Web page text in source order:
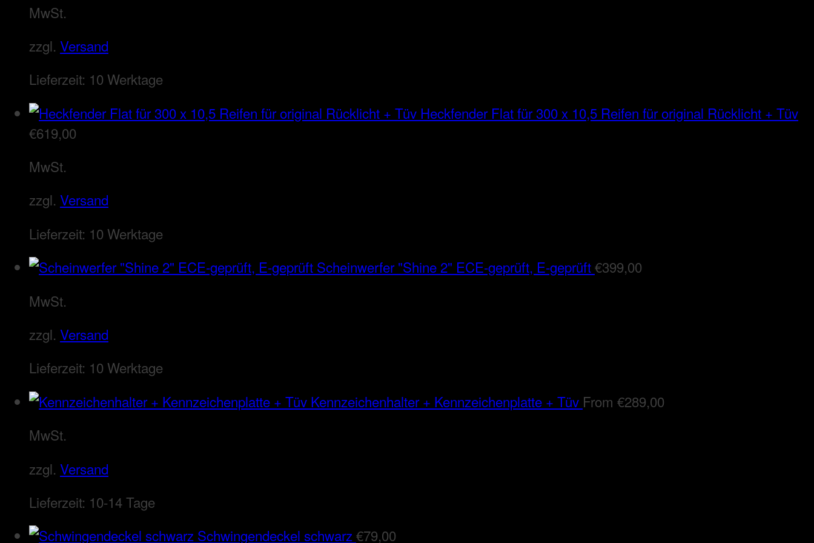
MwSt.
zzgl. Versand
Lieferzeit: 10 Werktage
Heckfender Flat für 300 x 10,5 Reifen für original Rücklicht + Tüv
€619,00
MwSt.
zzgl. Versand
Lieferzeit: 10 Werktage
Scheinwerfer "Shine 2" ECE-geprüft, E-geprüft€399,00
MwSt.
zzgl. Versand
Lieferzeit: 10 Werktage
Kennzeichenhalter + Kennzeichenplatte + Tüv From €289,00
MwSt.
zzgl. Versand
Lieferzeit: 10-14 Tage
Schwingendeckel schwarz€79,00